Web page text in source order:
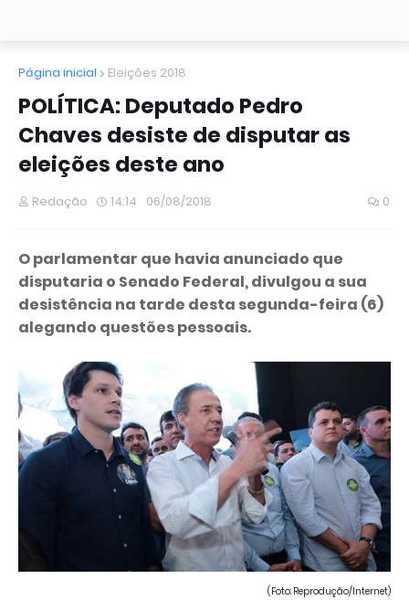
Página inicial Eleições 2018
POLÍTICA: Deputado Pedro
Chaves desiste de disputar as
eleições deste ano
Redação 14:14 06/08/2018 0
O parlamentar que havia anunciado que
disputaria o Senado Federal, divulgou a sua
desistência na tarde desta segunda-feira (6)
alegando questões pessoais.
(Foto: Reprodução/Internet)